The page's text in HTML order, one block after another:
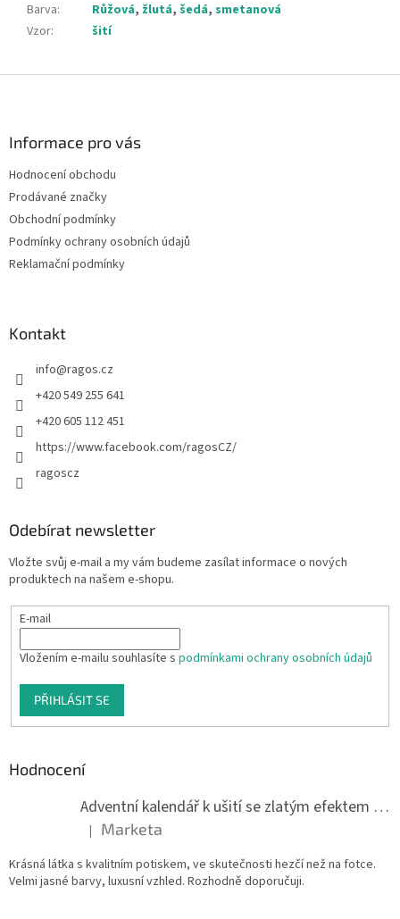
Barva: Růžová, žlutá, šedá, smetanová
Vzor: šití
Informace pro vás
Hodnocení obchodu
Prodávané značky
Obchodní podmínky
Podmínky ochrany osobních údajů
Reklamační podmínky
Kontakt
info@ragos.cz
+420 549 255 641
+420 605 112 451
https://www.facebook.com/ragosCZ/
ragoscz
Odebírat newsletter
Vložte svůj e-mail a my vám budeme zasílat informace o nových
produktech na našem e-shopu.
E-mail
Vložením e-mailu souhlasíte s podmínkami ochrany osobních údajů
PŘIHLÁSIT SE
Hodnocení
Adventní kalendář k ušití se zlatým efektem 042Q
Hodnocení produktu je 5 z 5 hvězdiček.
| Marketa
Krásná látka s kvalitním potiskem, ve skutečnosti hezčí než na fotce.
Velmi jasné barvy, luxusní vzhled. Rozhodně doporučuji.